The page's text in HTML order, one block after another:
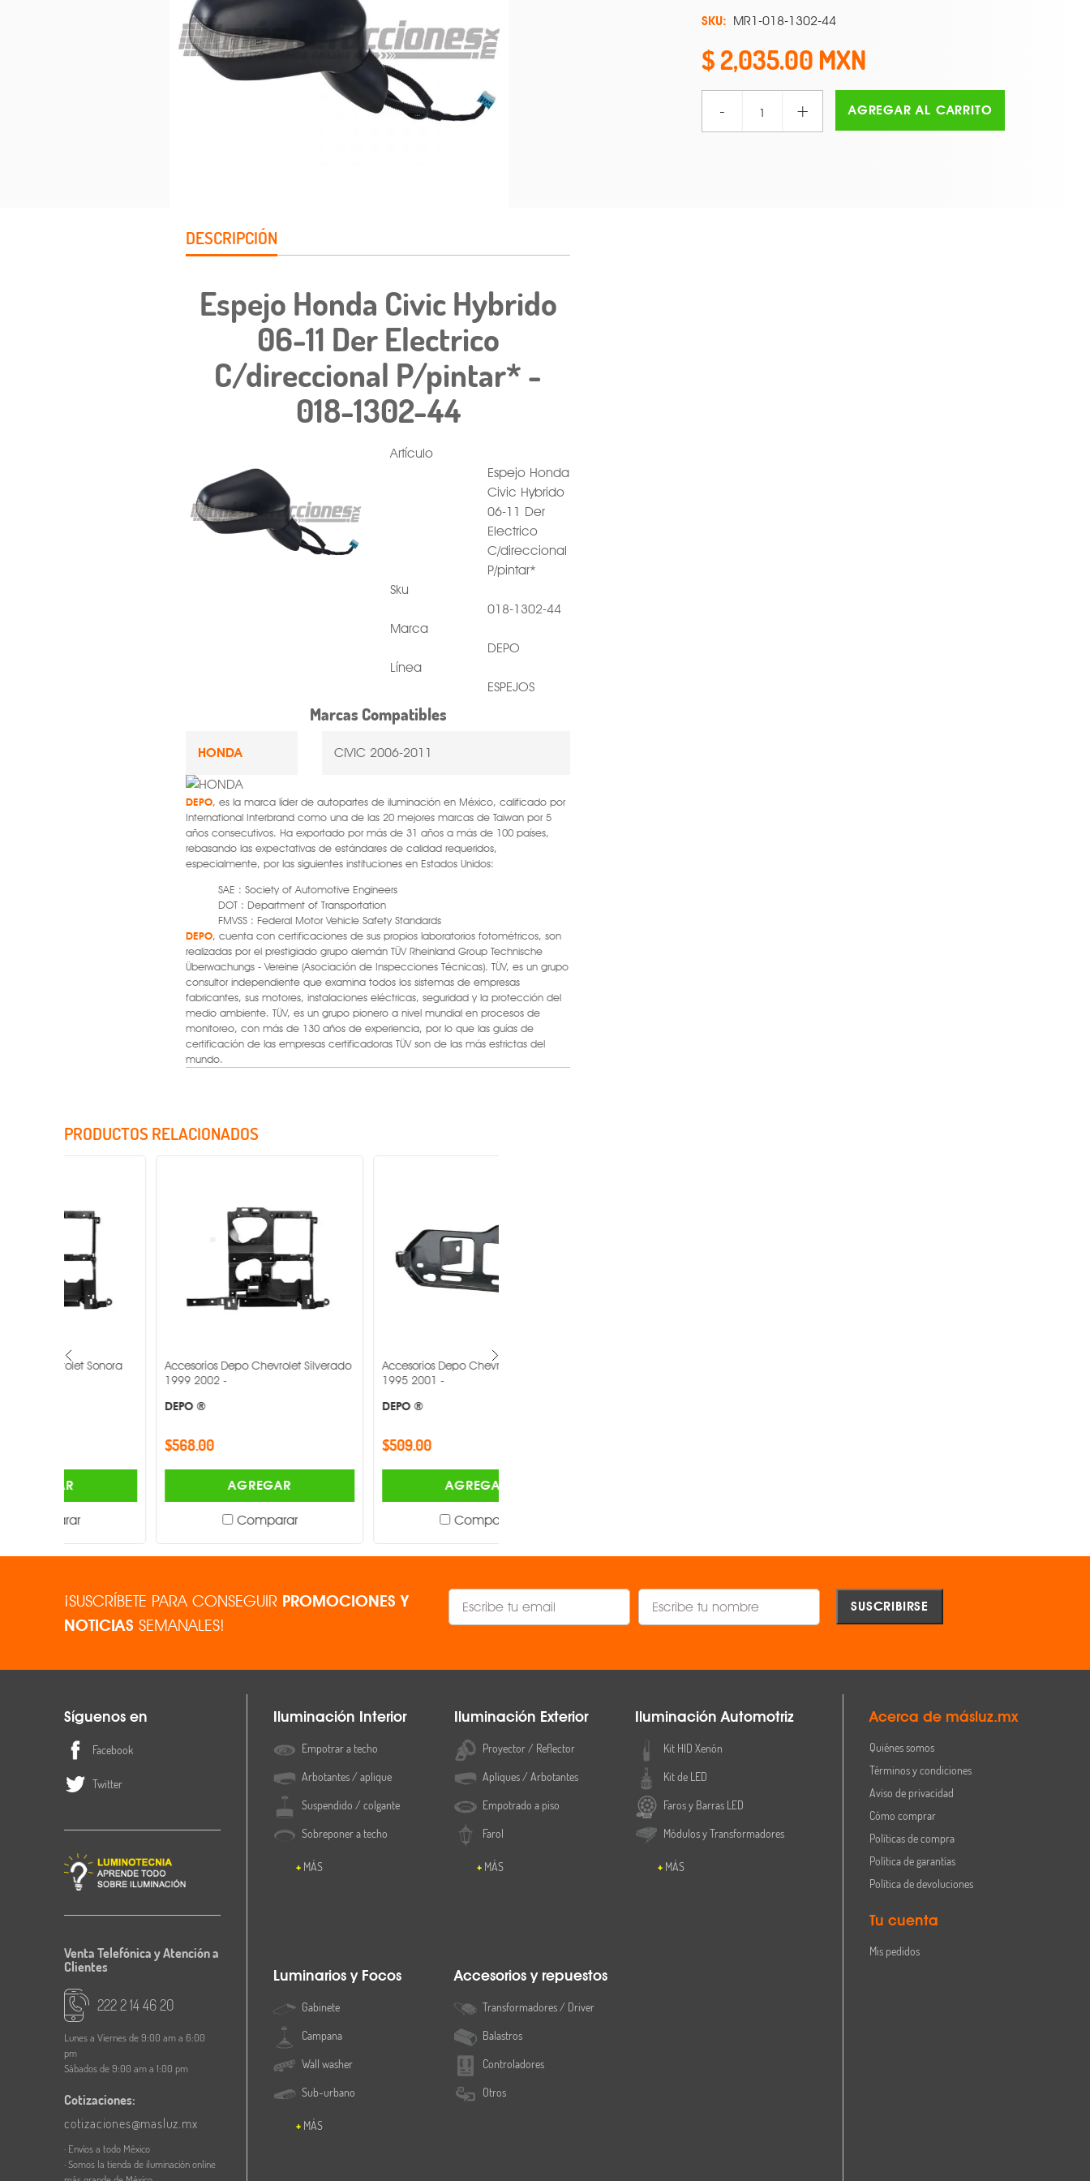
SKU: MR1-018-1302-44
2,035.00
- + AGREGAR AL CARRITO
DESCRIPCIÓN
Espejo Honda Civic Hybrido
06-11 Der Electrico
C/direccional P/pintar* -
018-1302-44
Artículo
Espejo Honda
Civic Hybrido
06-11 Der
Electrico
C/direccional
P/pintar*
Sku
018-1302-44
Marca
DEPO
Línea
ESPEJOS
Marcas Compatibles
HONDA CIVIC 2006-2011
DEPO, es la marca líder de autopartes de iluminación en México, calificado por
International Interbrand como una de las 20 mejores marcas de Taiwan por 5
años consecutivos. Ha exportado por más de 31 años a más de 100 países,
rebasando las expectativas de estándares de calidad requeridos,
especialmente, por las siguientes instituciones en Estados Unidos:
SAE : Society of Automotive Engineers
DOT : Department of Transportation
FMVSS : Federal Motor Vehicle Safety Standards
DEPO, cuenta con certificaciones de sus propios laboratorios fotométricos, son
realizadas por el prestigiado grupo alemán TÜV Rheinland Group Technische
Überwachungs - Vereine (Asociación de Inspecciones Técnicas). TÜV, es un grupo
consultor independiente que examina todos los sistemas de empresas
fabricantes, sus motores, instalaciones eléctricas, seguridad y la protección del
medio ambiente. TÜV, es un grupo pionero a nivel mundial en procesos de
monitoreo, con más de 130 años de experiencia, por lo que las guías de
certificación de las empresas certificadoras TÜV son de las más estrictas del
mundo.
PRODUCTOS RELACIONADOS
Accesorios Depo Chevrolet Silverado
Accesorios Depo Chevrolet Lumina
¡SUSCRÍBETE PARA CONSEGUIR PROMOCIONES Y
NOTICIAS SEMANALES!
Síguenos en
Facebook
Twitter
Venta Telefónica y Atención a
Clientes
222 2 14 46 20
Lunes a Viernes de 9:00 am a 6:00
pm
Sábados de 9:00 am a 1:00 pm
Cotizaciones:
cotizaciones@masluz.mx
· Envíos a todo México
· Somos la tienda de iluminación online
Iluminación Interior
Empotrar a techo
Arbotantes / aplique
Suspendido / colgante
Sobreponer a techo
MÁS
Iluminación Exterior
Proyector / Reflector
Apliques / Arbotantes
Empotrado a piso
Farol
MÁS
Iluminación Automotriz
Kit HID Xenón
Kit de LED
Faros y Barras LED
Módulos y Transformadores
MÁS
Luminarios y Focos
Gabinete
Campana
Wall washer
Sub-urbano
MÁS
Accesorios y repuestos
Transformadores / Driver
Balastros
Controladores
Otros
Acerca de másluz.mx
Quiénes somos
Términos y condiciones
Aviso de privacidad
Cómo comprar
Políticas de compra
Política de garantías
Política de devoluciones
Tu cuenta
Mis pedidos